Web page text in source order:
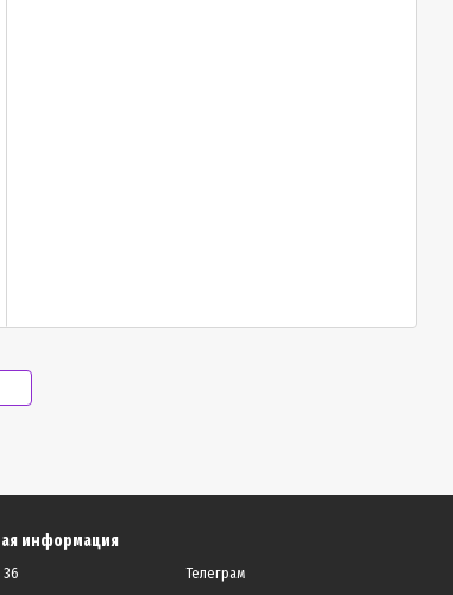
информация
36 Телеграм